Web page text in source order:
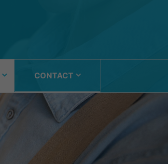
Aenean massa. Cum sociis
natoque penatibus et magnis dis
parturient montes, nascetur
ridiculus mus. Donec quam felis,
CONTACT